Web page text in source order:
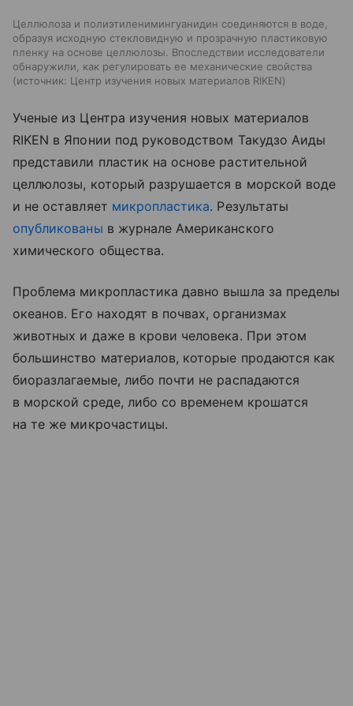
Целлюлоза и полиэтиленимингуанидин соединяются в воде,
образуя исходную стекловидную и прозрачную пластиковую
пленку на основе целлюлозы. Впоследствии исследователи
обнаружили, как регулировать ее механические свойства
источник: Центр изучения новых материалов RIKEN
Ученые из Центра изучения новых материалов
RIKEN в Японии под руководством Такудзо Аиды
представили пластик на основе растительной
целлюлозы, который разрушается в морской воде
и не оставляет микропластика. Результаты
опубликованы в журнале Американского
химического общества.
Проблема микропластика давно вышла за пределы
океанов. Его находят в почвах, организмах
животных и даже в крови человека. При этом
большинство материалов, которые продаются как
биоразлагаемые, либо почти не распадаются
в морской среде, либо со временем крошатся
на те же микрочастицы.